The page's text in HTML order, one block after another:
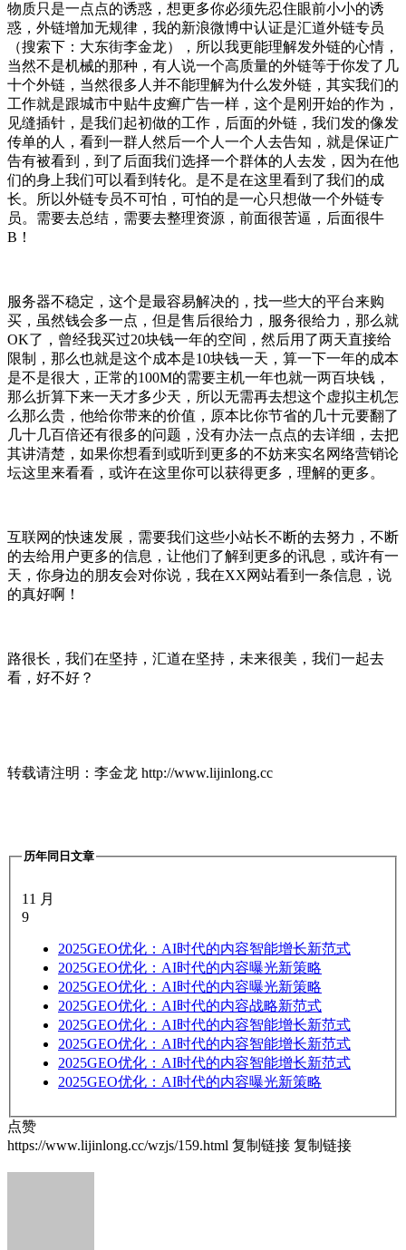
物质只是一点点的诱惑，想更多你必须先忍住眼前小小的诱
惑，外链增加无规律，我的新浪微博中认证是汇道外链专员
（搜索下：大东街李金龙），所以我更能理解发外链的心情，
当然不是机械的那种，有人说一个高质量的外链等于你发了几
十个外链，当然很多人并不能理解为什么发外链，其实我们的
工作就是跟城市中贴牛皮癣广告一样，这个是刚开始的作为，
见缝插针，是我们起初做的工作，后面的外链，我们发的像发
传单的人，看到一群人然后一个人一个人去告知，就是保证广
告有被看到，到了后面我们选择一个群体的人去发，因为在他
们的身上我们可以看到转化。是不是在这里看到了我们的成
长。所以外链专员不可怕，可怕的是一心只想做一个外链专
员。需要去总结，需要去整理资源，前面很苦逼，后面很牛
B！
服务器不稳定，这个是最容易解决的，找一些大的平台来购
买，虽然钱会多一点，但是售后很给力，服务很给力，那么就
OK了，曾经我买过20块钱一年的空间，然后用了两天直接给
限制，那么也就是这个成本是10块钱一天，算一下一年的成本
是不是很大，正常的100M的需要主机一年也就一两百块钱，
那么折算下来一天才多少天，所以无需再去想这个虚拟主机怎
么那么贵，他给你带来的价值，原本比你节省的几十元要翻了
几十几百倍还有很多的问题，没有办法一点点的去详细，去把
其讲清楚，如果你想看到或听到更多的不妨来实名网络营销论
坛这里来看看，或许在这里你可以获得更多，理解的更多。
互联网的快速发展，需要我们这些小站长不断的去努力，不断
的去给用户更多的信息，让他们了解到更多的讯息，或许有一
天，你身边的朋友会对你说，我在XX网站看到一条信息，说
的真好啊！
路很长，我们在坚持，汇道在坚持，未来很美，我们一起去
看，好不好？
转载请注明：李金龙 http://www.lijinlong.cc
历年同日文章
11 月
9
2025GEO优化：AI时代的内容智能增长新范式
2025GEO优化：AI时代的内容曝光新策略
2025GEO优化：AI时代的内容曝光新策略
2025GEO优化：AI时代的内容战略新范式
2025GEO优化：AI时代的内容智能增长新范式
2025GEO优化：AI时代的内容智能增长新范式
2025GEO优化：AI时代的内容智能增长新范式
2025GEO优化：AI时代的内容曝光新策略
点赞
https://www.lijinlong.cc/wzjs/159.html 复制链接 复制链接